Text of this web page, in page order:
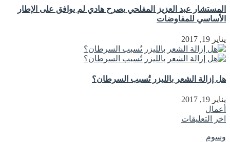
المستشار عبد العزيز المفلحي يصرح هادي لم يوافق على الإطار
الأساسي للمفاوضات
يناير 19, 2017
هل إزالة الشعر بالليزر تُسبب السرطان؟
يناير 19, 2017
أعمال
اخر التعليقات
وسوم